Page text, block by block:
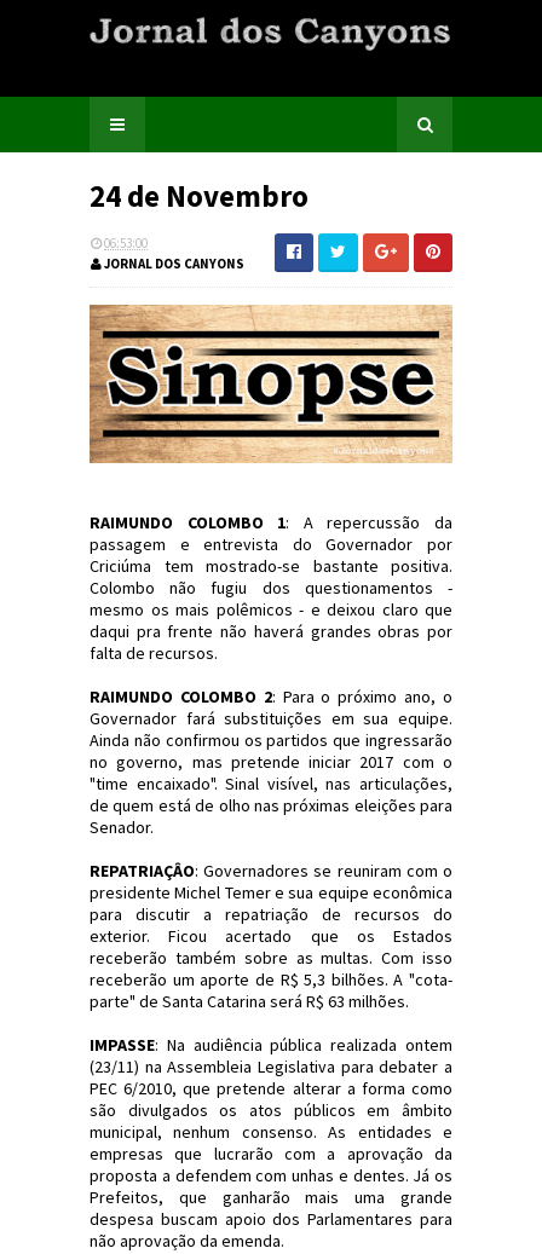
24 de Novembro
06:53:00
JORNAL DOS CANYONS
RAIMUNDO COLOMBO 1: A repercussão da
passagem e entrevista do Governador por
Criciúma tem mostrado-se bastante positiva.
Colombo não fugiu dos questionamentos -
mesmo os mais polêmicos - e deixou claro que
daqui pra frente não haverá grandes obras por
falta de recursos.
RAIMUNDO COLOMBO 2: Para o próximo ano, o
Governador fará substituições em sua equipe.
Ainda não confirmou os partidos que ingressarão
no governo, mas pretende iniciar 2017 com o
"time encaixado". Sinal visível, nas articulações,
de quem está de olho nas próximas eleições para
Senador.
REPATRIAÇÂO: Governadores se reuniram com o
presidente Michel Temer e sua equipe econômica
para discutir a repatriação de recursos do
exterior. Ficou acertado que os Estados
receberão também sobre as multas. Com isso
receberão um aporte de R$ 5,3 bilhões. A "cota-
parte" de Santa Catarina será R$ 63 milhões.
IMPASSE: Na audiência pública realizada ontem
(23/11) na Assembleia Legislativa para debater a
PEC 6/2010, que pretende alterar a forma como
são divulgados os atos públicos em âmbito
municipal, nenhum consenso. As entidades e
empresas que lucrarão com a aprovação da
proposta a defendem com unhas e dentes. Já os
Prefeitos, que ganharão mais uma grande
despesa buscam apoio dos Parlamentares para
não aprovação da emenda.